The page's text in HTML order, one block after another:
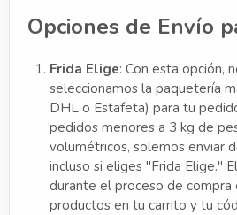
Opciones de Envío
Frida Elige: Con esta opción,
seleccionamos la paquetería
DHL o Estafeta) para tu
pedidos menores a 3 kg de
volumétricos, solemos enviar
incluso si eliges "Frida Elige."
durante el proceso de compra
productos en tu carrito y tu